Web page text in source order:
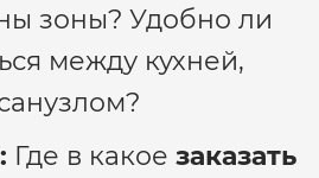
зоны? Удобно ли
между кухней,
Где в какое заказать